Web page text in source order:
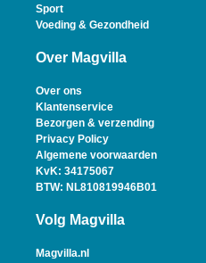
Sport
Voeding & Gezondheid
Over Magvilla
Over ons
Klantenservice
Bezorgen & verzending
Privacy Policy
Algemene voorwaarden
KvK: 34175067
BTW: NL810819946B01
Volg Magvilla
Magvilla.nl